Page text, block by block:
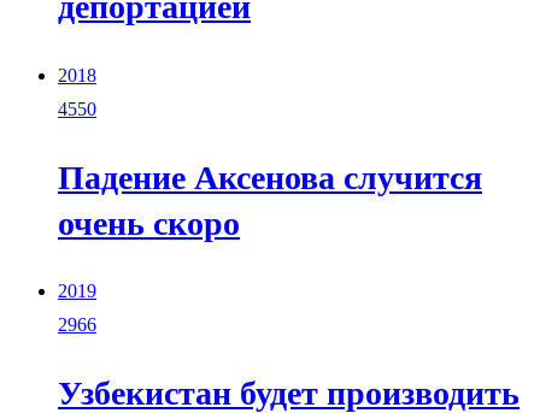
2018
4550
Падение Аксенова случится
очень скоро
2019
2966
Узбекистан будет производить